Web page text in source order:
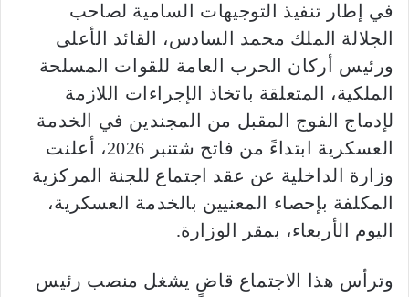
في إطار تنفيذ التوجيهات السامية لصاحب
الجلالة الملك محمد السادس، القائد الأعلى
ورئيس أركان الحرب العامة للقوات المسلحة
الملكية، المتعلقة باتخاذ الإجراءات اللازمة
لإدماج الفوج المقبل من المجندين في الخدمة
العسكرية ابتداءً من فاتح شتنبر 2026، أعلنت
وزارة الداخلية عن عقد اجتماع للجنة المركزية
المكلفة بإحصاء المعنيين بالخدمة العسكرية،
اليوم الأربعاء، بمقر الوزارة.
وترأس هذا الاجتماع قاضٍ يشغل منصب رئيس